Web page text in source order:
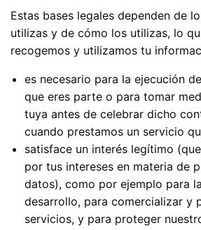
Estas bases legales dependen de
utilizas y de cómo los utilizas, lo
recogemos y utilizamos tu
es necesario para la ejecución
que eres parte o para tomar
tuya antes de celebrar dicho
cuando prestamos un servicio
satisface un interés legítimo
por tus intereses en materia de
datos), como por ejemplo para
desarrollo, para comercializar y
servicios, y para proteger